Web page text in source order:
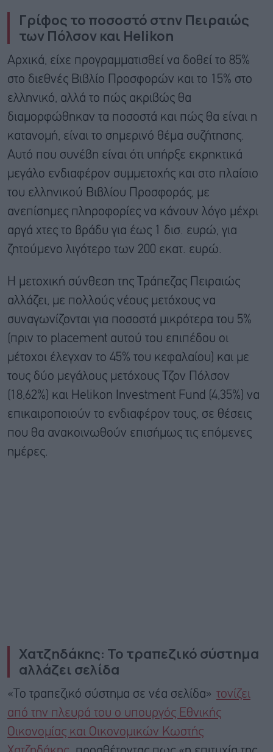
Γρίφος το ποσοστό στην Πειραιώς
των Πόλσον και Helikon
Αρχικά, είχε προγραμματισθεί να δοθεί το 85%
στο διεθνές Βιβλίο Προσφορών και το 15% στο
ελληνικό, αλλά το πώς ακριβώς θα
διαμορφώθηκαν τα ποσοστά και πώς θα είναι η
κατανομή, είναι το σημερινό θέμα συζήτησης.
Αυτό που συνέβη είναι ότι υπήρξε εκρηκτικά
μεγάλο ενδιαφέρον συμμετοχής και στο πλαίσιο
του ελληνικού Βιβλίου Προσφοράς, με
ανεπίσημες πληροφορίες να κάνουν λόγο μέχρι
αργά χτες το βράδυ για έως 1 δισ. ευρώ, για
ζητούμενο λιγότερο των 200 εκατ. ευρώ.
Η μετοχική σύνθεση της Τράπεζας Πειραιώς
αλλάζει, με πολλούς νέους μετόχους να
συναγωνίζονται για ποσοστά μικρότερα του 5%
(πριν το placement αυτού του επιπέδου οι
μέτοχοι έλεγχαν το 45% του κεφαλαίου) και με
τους δύο μεγάλους μετόχους Τζον Πόλσον
(18,62%) και Helikon Investment Fund (4,35%) να
επικαιροποιούν το ενδιαφέρον τους, σε θέσεις
που θα ανακοινωθούν επισήμως τις επόμενες
ημέρες.
Χατζηδάκης: Το τραπεζικό σύστημα
αλλάζει σελίδα
«Το τραπεζικό σύστημα σε νέα σελίδα» τονίζει
από την πλευρά του ο υπουργός Εθνικής
Οικονομίας και Οικονομικών Κωστής